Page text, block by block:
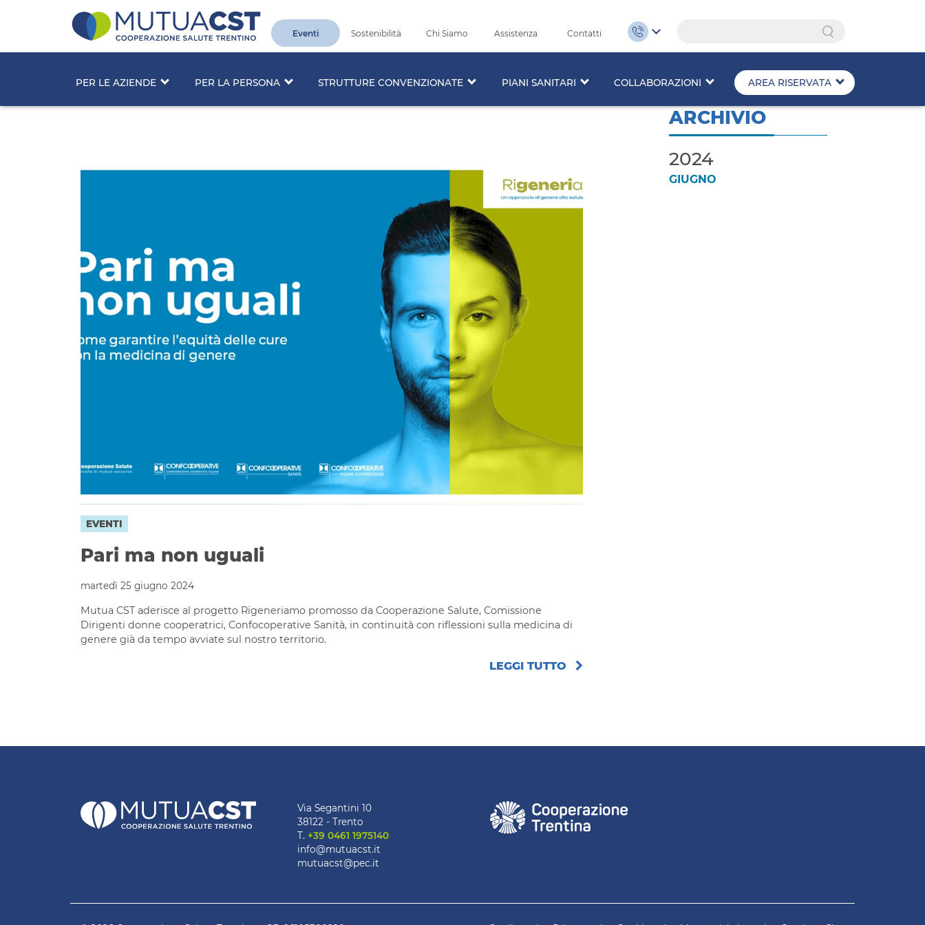
Eventi Sostenibilità Chi Siamo Assistenza Contatti
PER LE AZIENDE PER LA PERSONA STRUTTURE CONVENZIONATE PIANI SANITARI COLLABORAZIONI AREA RISERVATA
EVENTI
Pari ma non uguali
martedì 25 giugno 2024
Mutua CST aderisce al progetto Rigeneriamo promosso da Cooperazione Salute, Comissione
Dirigenti donne cooperatrici, Confocoperative Sanità, in continuità con riflessioni sulla medicina di
genere già da tempo avviate sul nostro territorio.
LEGGI TUTTO
ARCHIVIO
2024
GIUGNO
Via Segantini 10
38122 - Trento
T. +39 0461 1975140
info@mutuacst.it
mutuacst@pec.it